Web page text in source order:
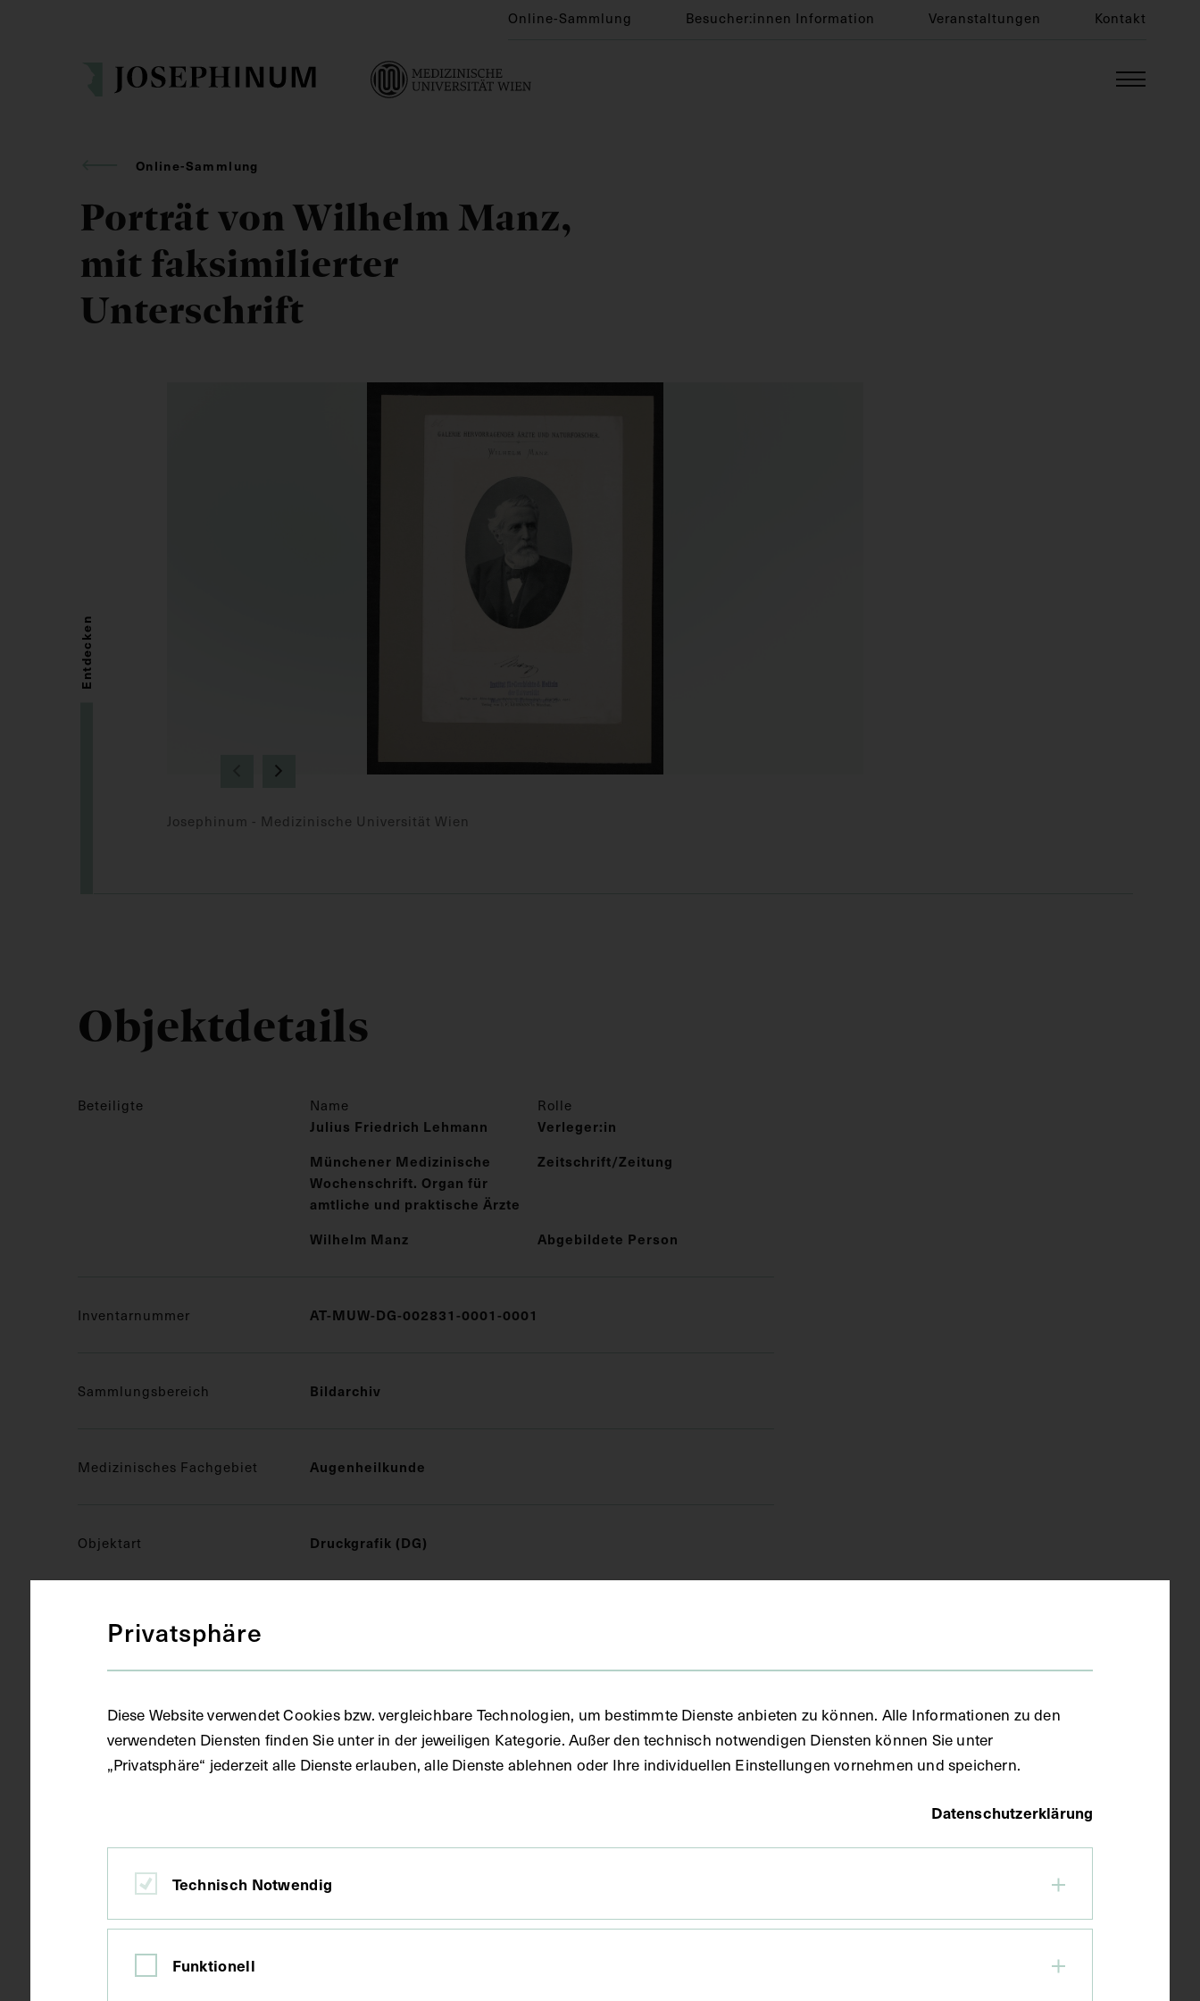
Online-Sammlung Besucher:innen Information Veranstaltungen Kontakt
Online-Sammlung
Porträt von Wilhelm Manz,
mit faksimilierter
Unterschrift
Josephinum - Medizinische Universität Wien
Entdecken
Objektdetails
Beteiligte Name Rolle
Julius Friedrich Lehmann
Verleger:in
Münchener Medizinische
Wochenschrift. Organ für
amtliche und praktische Ärzte
Zeitschrift/Zeitung
Wilhelm Manz Abgebildete Person
Inventarnummer AT-MUW-DG-002831-0001-0001
Sammlungsbereich Bildarchiv
Medizinisches Fachgebiet Augenheilkunde
Objektart Druckgrafik (DG)
München
Material Karton
Technik Druck
Privatsphäre
Diese Website verwendet Cookies bzw. vergleichbare Technologien, um bestimmte Dienste anbieten zu können. Alle Informationen zu den
verwendeten Diensten finden Sie unter in der jeweiligen Kategorie. Außer den technisch notwendigen Diensten können Sie unter
„Privatsphäre“ jederzeit alle Dienste erlauben, alle Dienste ablehnen oder Ihre individuellen Einstellungen vornehmen und speichern.
Datenschutzerklärung
Technisch Notwendig
Funktionell